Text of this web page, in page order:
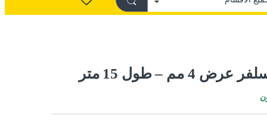
مم – طول 15 متر